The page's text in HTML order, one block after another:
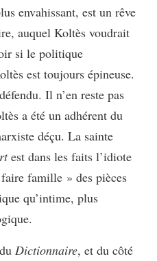
envahissant, est un rêve
auquel Koltès voudrait
si le politique
est toujours épineuse.
Il n’en reste pas
a été un adhérent du
déçu. La sainte
est dans les faits l’idiote
famille » des pièces
qu’intime, plus
Dictionnaire, et du côté